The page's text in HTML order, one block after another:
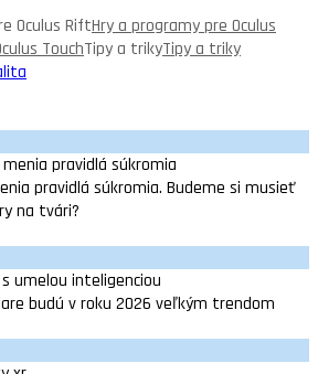
Oculus RiftHry a programy pre Oculus
TouchTipy a trikyTipy a triky
pravidlá súkromia. Budeme si musieť
na tvári?
budú v roku 2026 veľkým trendom